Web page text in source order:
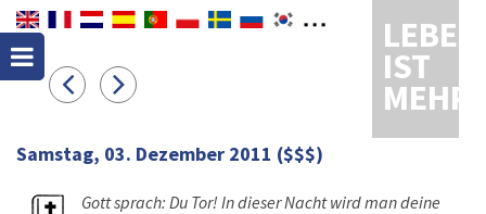
LEBEN
IST
MEHR
Samstag, 03. Dezember 2011 ($$$)
Gott sprach: Du Tor! In dieser Nacht wird man deine